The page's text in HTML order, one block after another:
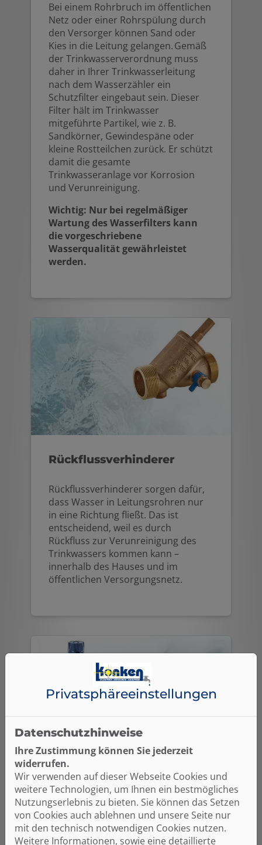
Bei einem Rohrbruch im öffentlichen
Netz oder einer Rohrspülung durch
den Versorger können Sand oder
Kies in die Leitung gelangen. Gemäß
der Trinkwasserverordnung muss
daher in Ihrer Trinkwasserleitung
nach dem Wasserzähler ein
Schutzfilter eingebaut sein. Dieser
Filter hält im Trinkwasser
mitgeführte Partikel, wie z. B.
Sandkörner, Gewindespäne oder
kleine Rostteilchen zurück. Er schützt
damit die gesamte
Trinkwasseranlage vor Korrosion
und Verunreinigung.
Wichtig: Nur bei regelmäßiger
Wartung des Wasserfilters kann
die vorgeschriebene
Wasserqualität gewährleistet
werden.
Rückflussverhinderer
Rückflussverhinderer sorgen dafür,
dass Wasser in Leitungsrohren nur
in eine Richtung fließt. Das ist
entscheidend, weil es durch
Rückfluss zur Verunreinigung des
Trinkwassers kommen kann –
innerhalb des Hauses und im
öffentlichen Versorgungsnetz.
Druckminderer
Durch Druckminderer wird es
möglich, den Trinkwasserdruck im
Haus trotz unterschiedlicher Drücke
Privatsphäre­einstellungen
Datenschutzhinweise
Ihre Zustimmung können Sie jederzeit
widerrufen.
Wir verwenden auf dieser Webseite Cookies und
weitere Technologien, um Ihnen ein bestmögliches
Nutzungserlebnis zu bieten. Sie können das Setzen
von Cookies auch ablehnen und unsere Seite nur
mit den technisch notwendigen Cookies nutzen.
Weitere Informationen, sowie eine detaillierte